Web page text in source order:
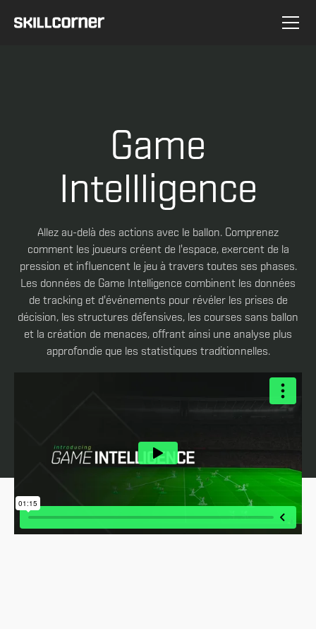
Game
Intellligence
Allez au-delà des actions avec le ballon. Comprenez
comment les joueurs créent de l'espace, exercent de la
pression et influencent le jeu à travers toutes ses phases.
Les données de Game Intelligence combinent les données
de tracking et d'événements pour révéler les prises de
décision, les structures défensives, les courses sans ballon
et la création de menaces, offrant ainsi une analyse plus
approfondie que les statistiques traditionnelles.